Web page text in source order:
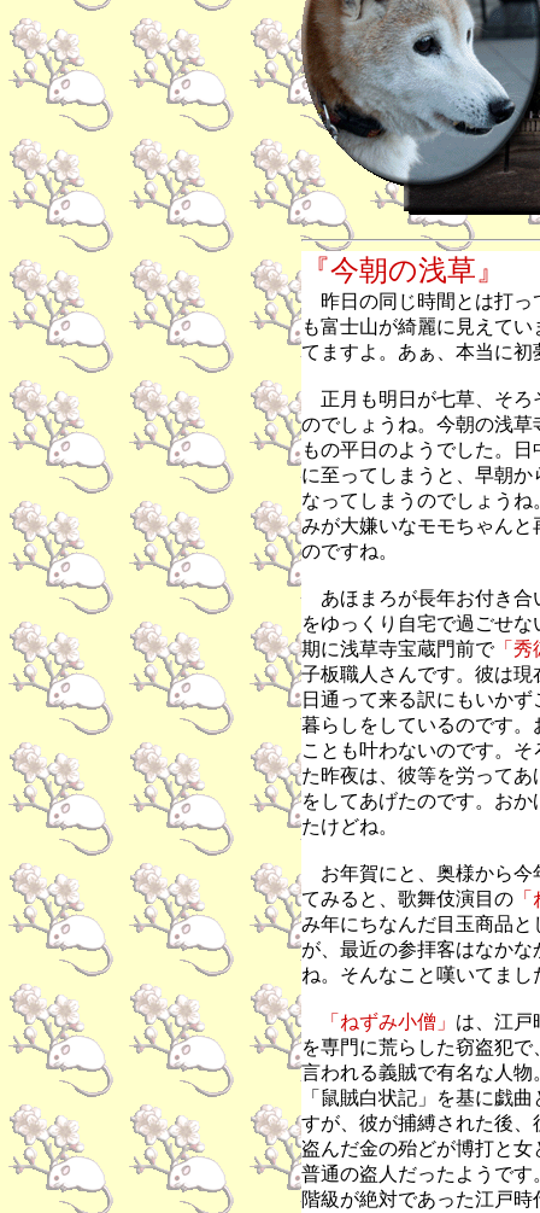
『今朝の浅草』
昨日の同じ時間とは打っ
も富士山が綺麗に見えて
てますよ。あぁ、本当に
正月も明日が七草、そろ
のでしょうね。今朝の浅
もの平日のようでした。
に至ってしまうと、早朝
なってしまうのでしょう
みが大嫌いなモモちゃんと
のですね。
あほまろが長年お付き合
をゆっくり自宅で過ごせ
期に浅草寺宝蔵門前で「秀
子板職人さんです。彼は
日通って来る訳にもいか
暮らしをしているのです
ことも叶わないのです。
た昨夜は、彼等を労って
をしてあげたのです。お
たけどね。
お年賀にと、奥様から今
てみると、歌舞伎演目の
み年にちなんだ目玉商品
が、最近の参拝客はなか
ね。そんなこと嘆いてまし
「ねずみ小僧」 は、江戸
を専門に荒らした窃盗犯
言われる義賊で有名な人
「鼠賊白状記」を基に戯
すが、彼が捕縛された後
盗んだ金の殆どが博打と
普通の盗人だったようで
階級が絶対であった江戸